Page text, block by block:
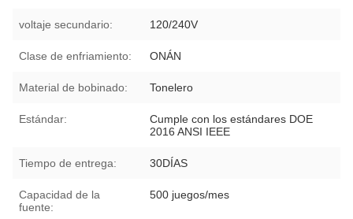
voltaje secundario: 120/240V
Clase de enfriamiento: ONÁN
Material de bobinado: Tonelero
Estándar:
Cumple con los estándares DOE
2016 ANSI IEEE
Tiempo de entrega: 30DÍAS
Capacidad de la
fuente:
500 juegos/mes